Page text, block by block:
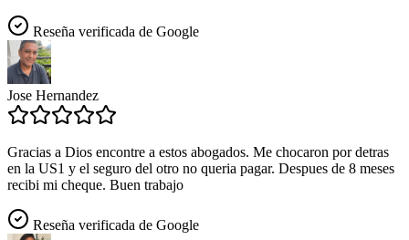
Reseña verificada de Google
Jose Hernandez
Gracias a Dios encontre a estos abogados. Me chocaron por detras
en la US1 y el seguro del otro no queria pagar. Despues de 8 meses
recibi mi cheque. Buen trabajo
Reseña verificada de Google